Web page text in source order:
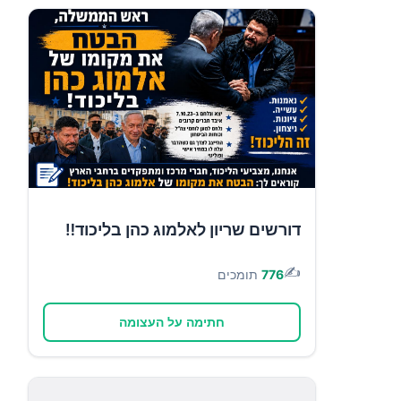
דורשים שריון לאלמוג כהן בליכוד‼️
✍️
776 תומכים
חתימה על העצומה